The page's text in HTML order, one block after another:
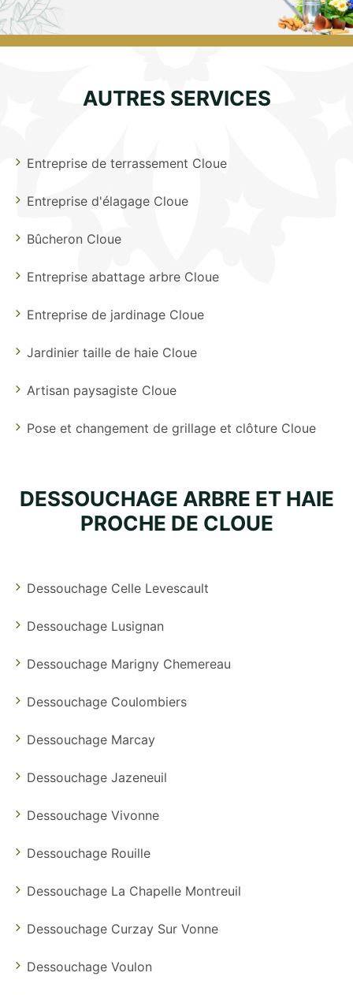
AUTRES SERVICES
Entreprise de terrassement Cloue
Entreprise d'élagage Cloue
Bûcheron Cloue
Entreprise abattage arbre Cloue
Entreprise de jardinage Cloue
Jardinier taille de haie Cloue
Artisan paysagiste Cloue
Pose et changement de grillage et clôture Cloue
DESSOUCHAGE ARBRE ET HAIE
PROCHE DE CLOUE
Dessouchage Celle Levescault
Dessouchage Lusignan
Dessouchage Marigny Chemereau
Dessouchage Coulombiers
Dessouchage Marcay
Dessouchage Jazeneuil
Dessouchage Vivonne
Dessouchage Rouille
Dessouchage La Chapelle Montreuil
Dessouchage Curzay Sur Vonne
Dessouchage Voulon